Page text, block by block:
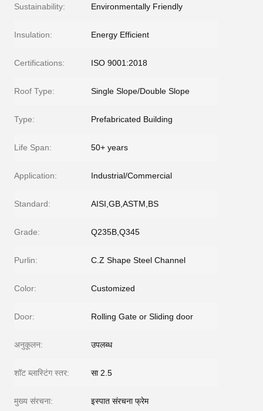
Sustainability: Environmentally Friendly
Insulation: Energy Efficient
Certifications: ISO 9001:2018
Roof Type: Single Slope/Double Slope
Type: Prefabricated Building
Life Span: 50+ years
Application: Industrial/Commercial
Standard: AISI,GB,ASTM,BS
Grade: Q235B,Q345
Purlin: C.Z Shape Steel Channel
Color: Customized
Door: Rolling Gate or Sliding door
अनुकूलन: उपलब्ध
शॉट ब्लास्टिंग स्तर: सा 2.5
मुख्य संरचना: इस्पात संरचना फ्रेम